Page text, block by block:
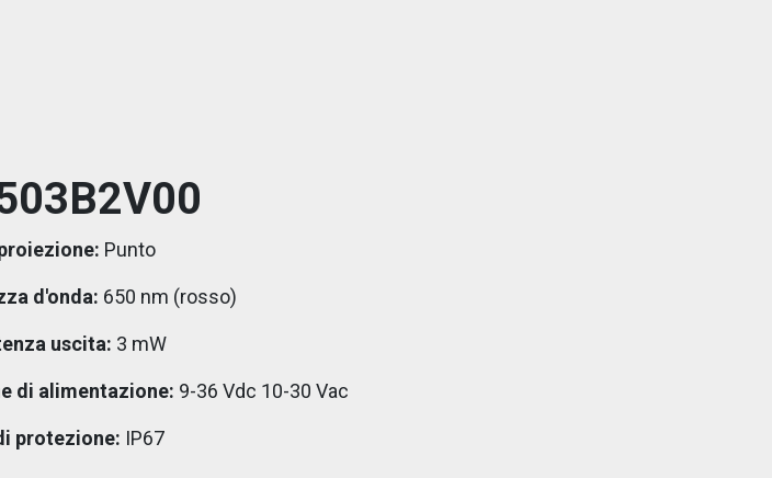
Punto
d'onda: 650 nm (rosso)
uscita: 3 mW
di alimentazione: 9-36 Vdc 10-30 Vac
protezione: IP67